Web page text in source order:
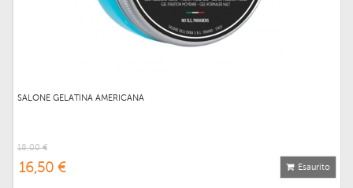
SALONE GELATINA AMERICANA
18,00 €
16,50 € Esaurito